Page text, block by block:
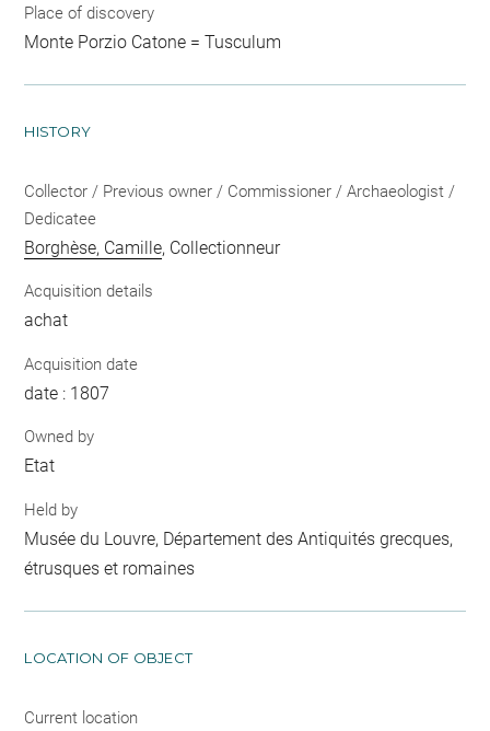
Place of discovery
Monte Porzio Catone = Tusculum
HISTORY
Collector / Previous owner / Commissioner / Archaeologist /
Dedicatee
Borghèse, Camille, Collectionneur
Acquisition details
achat
Acquisition date
date : 1807
Owned by
Etat
Held by
Musée du Louvre, Département des Antiquités grecques,
étrusques et romaines
LOCATION OF OBJECT
Current location